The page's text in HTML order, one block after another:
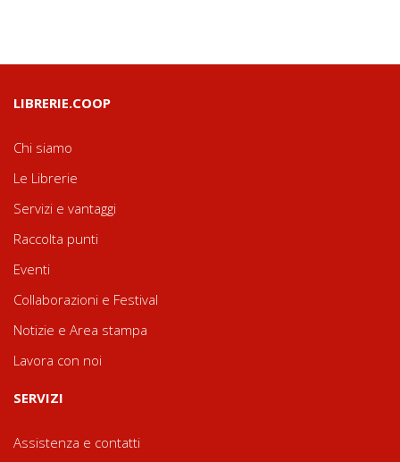
LIBRERIE.COOP
Chi siamo
Le Librerie
Servizi e vantaggi
Raccolta punti
Eventi
Collaborazioni e Festival
Notizie e Area stampa
Lavora con noi
SERVIZI
Assistenza e contatti